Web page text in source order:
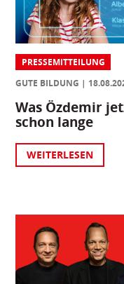
PRESSEMITTEILUNG
GUTE BILDUNG
Was Özdemir
schon lange
WEITERLESEN